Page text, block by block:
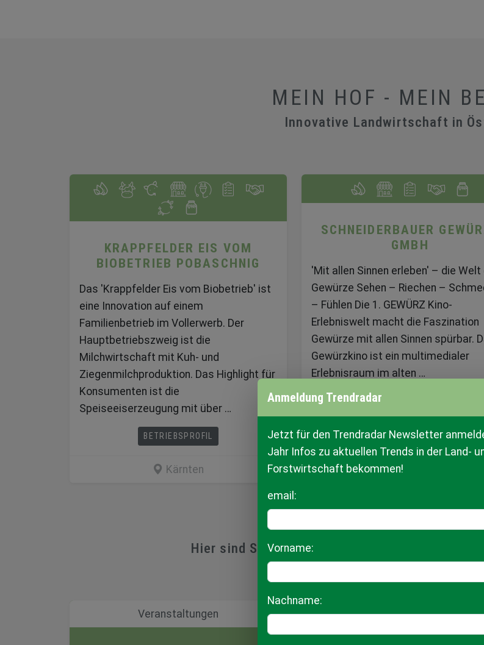
Anmeldung Trendradar
Jetzt für den Trendradar Newsletter
Jahr Infos zu aktuellen Trends in der Land-
Forstwirtschaft bekommen!
email:
Vorname:
Nachname:
MEIN HOF - MEIN
Innovative Landwirtschaft in
KRAPPFELDER EIS VOM
BIOBETRIEB POBASCHNIG
Das 'Krappfelder Eis vom Biobetrieb' ist
eine Innovation auf einem
Familienbetrieb im Vollerwerb. Der
Hauptbetriebszweig ist die
Milchwirtschaft mit Kuh- und
Ziegenmilchproduktion. Das Highlight für
Konsumenten ist die
Speiseeiserzeugung mit über …
BETRIEBSPROFIL
Kärnten
SCHNEIDERBAUER
GMBH
'Mit allen Sinnen erleben' – die Welt
Gewürze Sehen – Riechen –
– Fühlen Die 1. GEWÜRZ Kino-
Erlebniswelt macht die Faszination
Gewürze mit allen Sinnen spürbar.
Gewürzkino ist ein multimedialer
Erlebnisraum im alten …
BETRIEBSPROFIL
Oberösterreich
MEIN HOF - MEIN
Hier sind Sie richtig, bei der digitalen
Veranstaltungen Trendradar